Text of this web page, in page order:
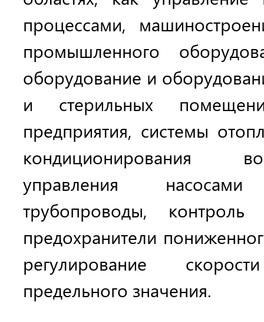
процессами,
промышленного
оборудование и
и стерильных
предприятия, системы
кондиционирования
управления
трубопроводы,
предохранители
регулирование
предельного значения.